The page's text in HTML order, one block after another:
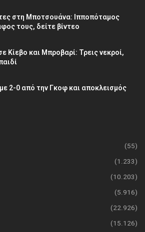
στη Μποτσουάνα: Ιπποπόταμος
τους, δείτε βίντεο
Κίεβο και Μπροβαρί: Τρεις νεκροί,
2-0 από την Γκοφ και αποκλεισμός
(55)
(1.233)
(10.203)
(5.916)
(22.926)
(15.126)